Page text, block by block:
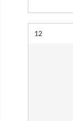
Résultat n°
12